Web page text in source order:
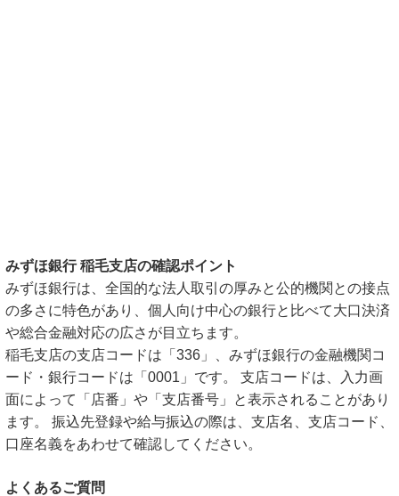
みずほ銀行 稲毛支店の確認ポイント
みずほ銀行は、全国的な法人取引の厚みと公的機関との接点
の多さに特色があり、個人向け中心の銀行と比べて大口決済
や総合金融対応の広さが目立ちます。
稲毛支店の支店コードは「336」、みずほ銀行の金融機関コ
ード・銀行コードは「0001」です。 支店コードは、入力画
面によって「店番」や「支店番号」と表示されることがあり
ます。 振込先登録や給与振込の際は、支店名、支店コード、
口座名義をあわせて確認してください。
よくあるご質問